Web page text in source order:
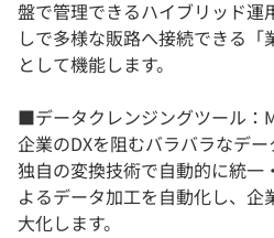
盤で管理できるハイブリッド運
しで多様な販路へ接続できる「
として機能します。
■データクレンジングツール：
企業のDXを阻むバラバラなデ
独自の変換技術で自動的に統一
よるデータ加工を自動化し、企
大化します。